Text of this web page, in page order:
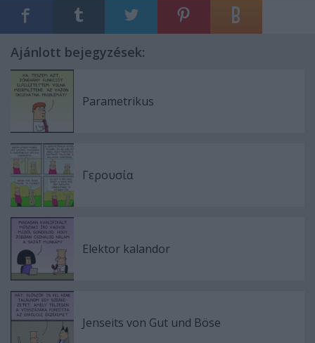
Ajánlott bejegyzések:
Parametrikus
Γερουσία
Elektor kalandor
Jenseits von Gut und Böse